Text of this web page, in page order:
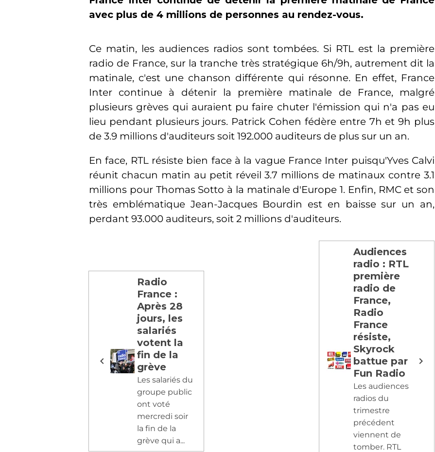
avec plus de 4 millions de personnes au rendez-vous.
Ce matin, les audiences radios sont tombées. Si RTL est la première
radio de France, sur la tranche très stratégique 6h/9h, autrement dit la
matinale, c'est une chanson différente qui résonne. En effet, France
Inter continue à détenir la première matinale de France, malgré
plusieurs grèves qui auraient pu faire chuter l'émission qui n'a pas eu
lieu pendant plusieurs jours. Patrick Cohen fédère entre 7h et 9h plus
de 3.9 millions d'auditeurs soit 192.000 auditeurs de plus sur un an.
En face, RTL résiste bien face à la vague France Inter puisqu'Yves Calvi
réunit chacun matin au petit réveil 3.7 millions de matinaux contre 3.1
millions pour Thomas Sotto à la matinale d'Europe 1. Enfin, RMC et son
très emblématique Jean-Jacques Bourdin est en baisse sur un an,
perdant 93.000 auditeurs, soit 2 millions d'auditeurs.
Radio
France :
Après 28
jours, les
salariés
votent la
fin de la
grève
Les salariés du
groupe public
ont voté
mercredi soir
la fin de la
grève qui a...
Audiences
radio : RTL
première
radio de
France,
Radio
France
résiste,
Skyrock
battue par
Fun Radio
Les audiences
radios du
trimestre
précédent
viennent de
tomber. RTL